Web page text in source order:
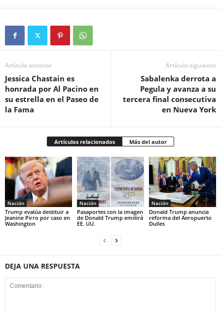
Artículo anterior
Jessica Chastain es
honrada por Al Pacino en
su estrella en el Paseo de
la Fama
Artículo siguiente
Sabalenka derrota a
Pegula y avanza a su
tercera final consecutiva
en Nueva York
Artículos relacionados Más del autor
Nación
Trump evalúa destituir a
Jeanine Pirro por caso en
Washington
Nación
Pasaportes con la imagen
de Donald Trump emitirá
EE. UU.
Nación
Donald Trump anuncia
reforma del Aeropuerto
Dulles
DEJA UNA RESPUESTA